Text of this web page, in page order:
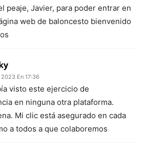
peaje, Javier, para poder entrar en
web de baloncesto bienvenido
En 17:36
visto este ejercicio de
en ninguna otra plataforma.
Mi clic está asegurado en cada
a todos a que colaboremos